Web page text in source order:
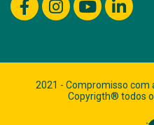
2021 - Compromisso com
Copyrigth® todos